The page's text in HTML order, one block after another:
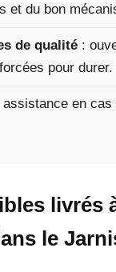
et du bon
de qualité :
pour durer.
assistance en cas
livrés
le